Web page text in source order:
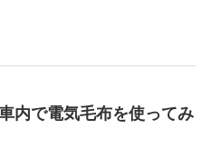
内で電気毛布を使ってみ